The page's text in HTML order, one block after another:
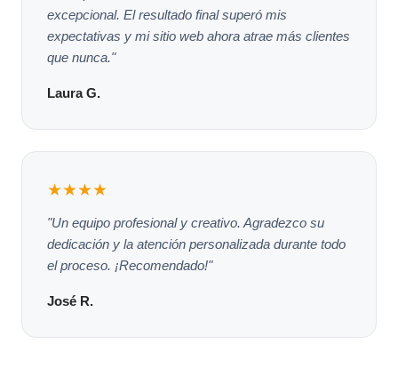
excepcional. El resultado final superó mis
expectativas y mi sitio web ahora atrae más clientes
que nunca."
Laura G.
★★★★
"Un equipo profesional y creativo. Agradezco su
dedicación y la atención personalizada durante todo
el proceso. ¡Recomendado!"
José R.